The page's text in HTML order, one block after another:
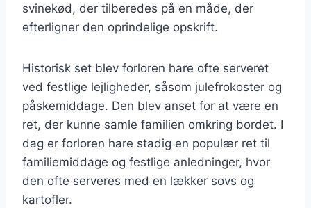
svinekød, der tilberedes på en måde, der
efterligner den oprindelige opskrift.
Historisk set blev forloren hare ofte serveret
ved festlige lejligheder, såsom julefrokoster og
påskemiddage. Den blev anset for at være en
ret, der kunne samle familien omkring bordet. I
dag er forloren hare stadig en populær ret til
familiemiddage og festlige anledninger, hvor
den ofte serveres med en lækker sovs og
kartofler.